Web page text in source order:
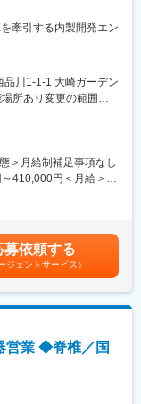
年に1回の店舗異動が
度）を積極的に取り入
常に充実しており、独
付与）
状況に応じて多少波は
す。）
牽引する内製開発エン
を支える基幹システム
現行システムの開発・
な移行とシステム刷
！
下業務を担当していた
~外部設計～詳細設計
ステム刷新
チームとして1週間で
を受け持ち完了さ
品川1-1-1 大崎ガーデン
所あり変更の範囲：
＞月給制補足事項なし
410,000円＜月給＞
ます。月給(月額)は固定
募依頼する
ジェントサービス）
営業 ◆脊椎／国